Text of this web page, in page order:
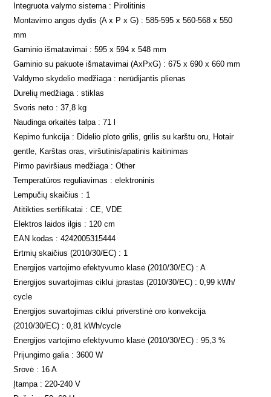
Integruota valymo sistema : Pirolitinis
Montavimo angos dydis (A x P x G) : 585-595 x 560-568 x 550
mm
Gaminio išmatavimai : 595 x 594 x 548 mm
Gaminio su pakuote išmatavimai (AxPxG) : 675 x 690 x 660 mm
Valdymo skydelio medžiaga : nerūdijantis plienas
Durelių medžiaga : stiklas
Svoris neto : 37,8 kg
Naudinga orkaitės talpa : 71 l
Kepimo funkcija : Didelio ploto grilis, grilis su karštu oru, Hotair
gentle, Karštas oras, viršutinis/apatinis kaitinimas
Pirmo paviršiaus medžiaga : Other
Temperatūros reguliavimas : elektroninis
Lempučių skaičius : 1
Atitikties sertifikatai : CE, VDE
Elektros laidos ilgis : 120 cm
EAN kodas : 4242005315444
Ertmių skaičius (2010/30/EC) : 1
Energijos vartojimo efektyvumo klasė (2010/30/EC) : A
Energijos suvartojimas ciklui įprastas (2010/30/EC) : 0,99 kWh/
cycle
Energijos suvartojimas ciklui priverstinė oro konvekcija
(2010/30/EC) : 0,81 kWh/cycle
Energijos vartojimo efektyvumo klasė (2010/30/EC) : 95,3 %
Prijungimo galia : 3600 W
Srovė : 16 A
Įtampa : 220-240 V